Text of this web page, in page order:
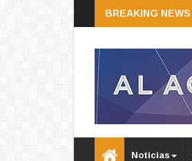
BREAKING NEWS
Noticias